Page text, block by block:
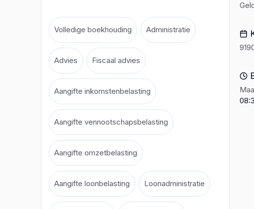
Volledige boekhouding Administratie
Advies Fiscaal advies
Aangifte inkomstenbelasting
Aangifte vennootschapsbelasting
Aangifte omzetbelasting
Aangifte loonbelasting Loonadministratie